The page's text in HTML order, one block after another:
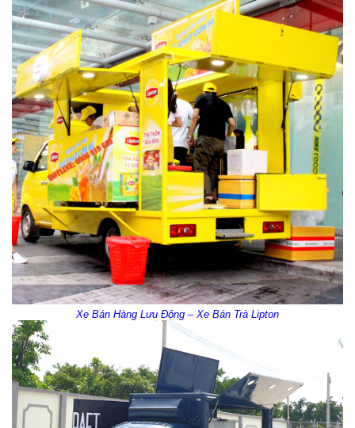
Xe Bán Hàng Lưu Động – Xe Bán Trà Lipton